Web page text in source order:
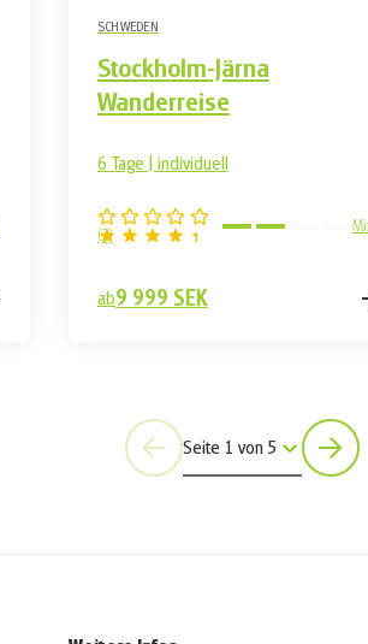
SCHWEDEN
Stockholm-Järna
Wanderreise
(2)
6 Tage | individuell
ab9 999 SEK
Seite 1 von 5